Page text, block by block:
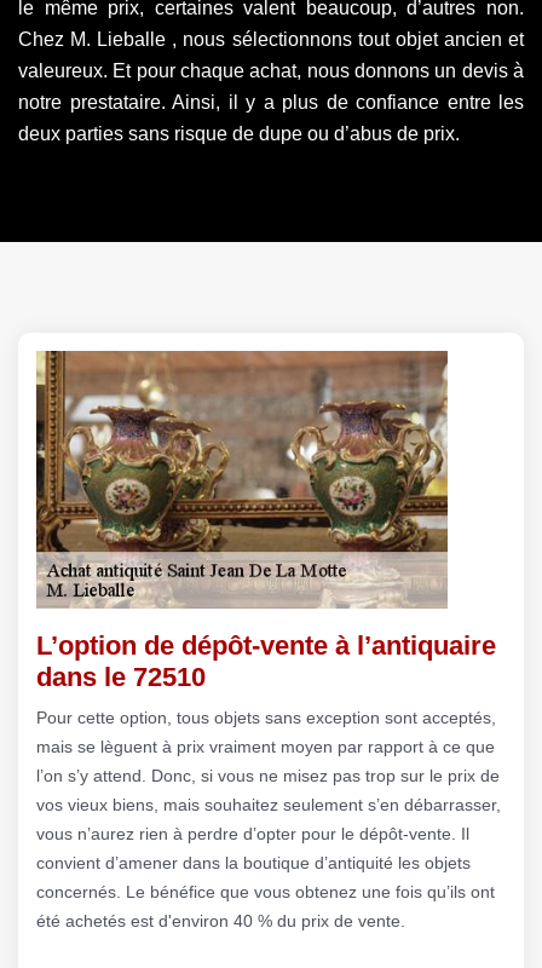
le même prix, certaines valent beaucoup, d’autres non.
Chez M. Lieballe , nous sélectionnons tout objet ancien et
valeureux. Et pour chaque achat, nous donnons un devis à
notre prestataire. Ainsi, il y a plus de confiance entre les
deux parties sans risque de dupe ou d’abus de prix.
L’option de dépôt-vente à l’antiquaire
dans le 72510
Pour cette option, tous objets sans exception sont acceptés,
mais se lèguent à prix vraiment moyen par rapport à ce que
l’on s’y attend. Donc, si vous ne misez pas trop sur le prix de
vos vieux biens, mais souhaitez seulement s’en débarrasser,
vous n’aurez rien à perdre d’opter pour le dépôt-vente. Il
convient d’amener dans la boutique d’antiquité les objets
concernés. Le bénéfice que vous obtenez une fois qu’ils ont
été achetés est d'environ 40 % du prix de vente.